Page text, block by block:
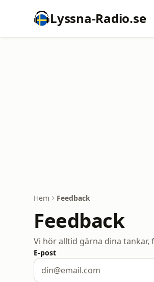
Lyssna-Radio.se
Hem Feedback
Feedback
Vi hör alltid gärna dina
E-post